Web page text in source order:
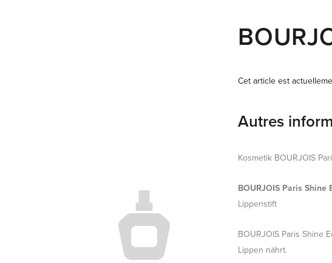
Cet article est
Autres
Kosmetik BOURJOIS
BOURJOIS Paris Shine
Lippenstift
BOURJOIS Paris Shine
Lippen nährt.